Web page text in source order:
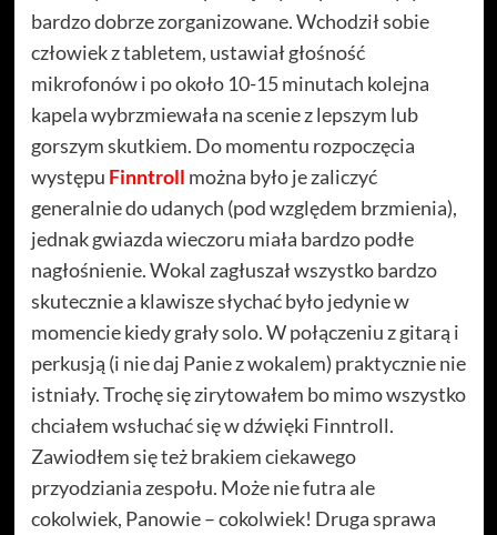
bardzo dobrze zorganizowane. Wchodził sobie
człowiek z tabletem, ustawiał głośność
mikrofonów i po około 10-15 minutach kolejna
kapela wybrzmiewała na scenie z lepszym lub
gorszym skutkiem. Do momentu rozpoczęcia
występu Finntroll można było je zaliczyć
generalnie do udanych (pod względem brzmienia),
jednak gwiazda wieczoru miała bardzo podłe
nagłośnienie. Wokal zagłuszał wszystko bardzo
skutecznie a klawisze słychać było jedynie w
momencie kiedy grały solo. W połączeniu z gitarą i
perkusją (i nie daj Panie z wokalem) praktycznie nie
istniały. Trochę się zirytowałem bo mimo wszystko
chciałem wsłuchać się w dźwięki Finntroll.
Zawiodłem się też brakiem ciekawego
przyodziania zespołu. Może nie futra ale
cokolwiek, Panowie – cokolwiek! Druga sprawa